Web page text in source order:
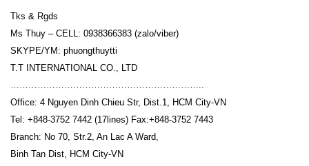
Tks & Rgds
Ms Thuy – CELL: 0938366383 (zalo/viber)
SKYPE/YM: phuongthuytti
T.T INTERNATIONAL CO., LTD
Office: 4 Nguyen Dinh Chieu Str, Dist.1, HCM City-VN
Tel: +848-3752 7442 (17lines) Fax:+848-3752 7443
Branch: No 70, Str.2, An Lac A Ward,
Binh Tan Dist, HCM City-VN